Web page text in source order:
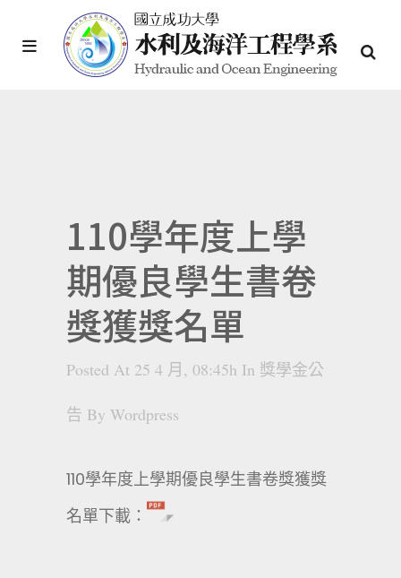
110學年度上學
期優良學生書卷
獎獲獎名單
Posted At 25 4 月, 08:45h In 獎學金公
告 By Wordpress
110學年度上學期優良學生書卷獎獲獎
名單下載：